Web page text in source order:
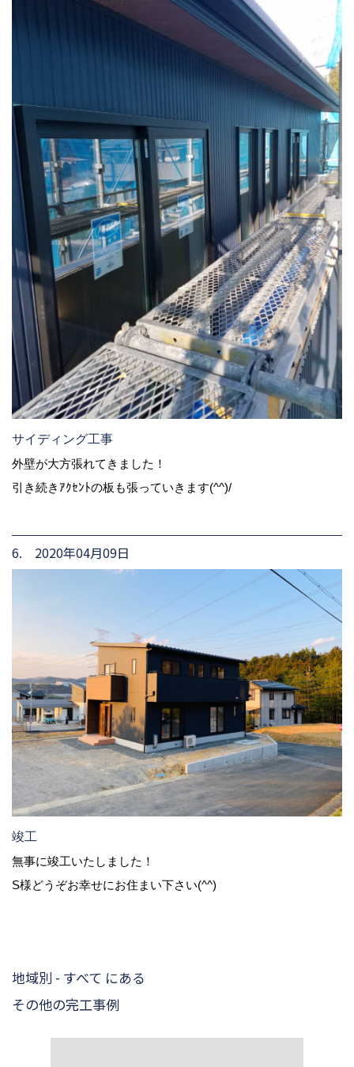
サイディング工事
外壁が大方張れてきました！
引き続きｱｸｾﾝﾄの板も張っていきます(^^)/
6. 2020年04月09日
竣工
無事に竣工いたしました！
S様どうぞお幸せにお住まい下さい(^^)
地域別 - すべて にある
その他の完工事例